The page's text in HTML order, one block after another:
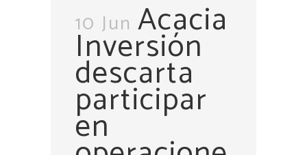
10 Jun Acacia
Inversión
descarta
participar
en